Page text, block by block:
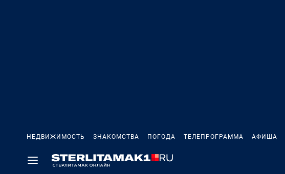
НЕДВИЖИМОСТЬ ЗНАКОМСТВА ПОГОДА ТЕЛЕПРОГРАММА АФИША